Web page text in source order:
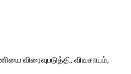
விரைவுபடுத்தி, விவசாயம்,